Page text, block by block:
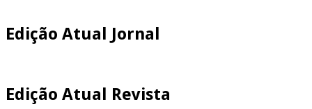
Edição Atual Jornal
Edição Atual Revista